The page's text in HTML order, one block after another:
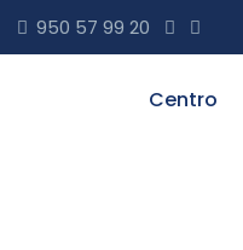
950 57 99 20
Centro